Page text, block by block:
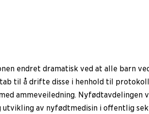
endret dramatisk ved at alle barn
til å drifte disse i henhold til
ammeveiledning. Nyfødtavdelingen
av nyfødtmedisin i offentlig